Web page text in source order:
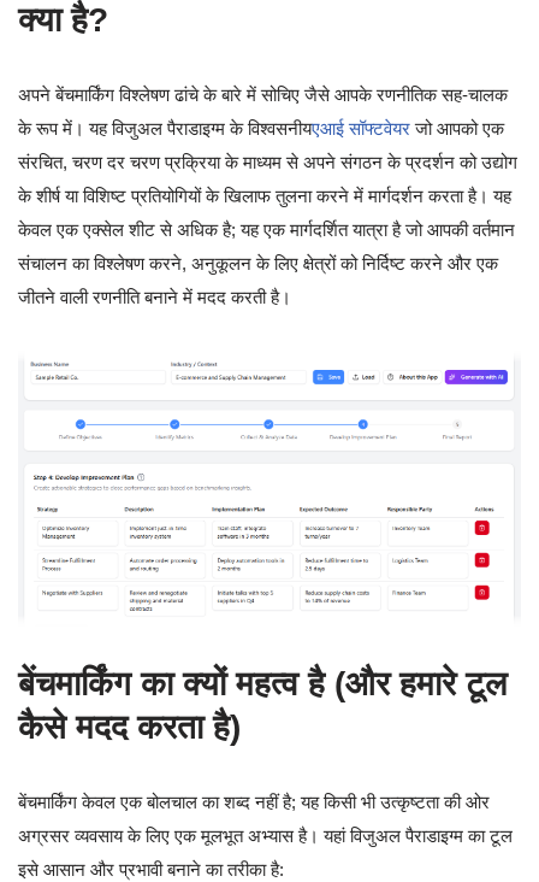
क्या है?
अपने बेंचमार्किंग विश्लेषण ढांचे के बारे में सोचिए जैसे आपके रणनीतिक सह-चालक
के रूप में। यह विजुअल पैराडाइग्म के विश्वसनीयएआई सॉफ्टवेयरजो आपको एक
संरचित, चरण दर चरण प्रक्रिया के माध्यम से अपने संगठन के प्रदर्शन को उद्योग
के शीर्ष या विशिष्ट प्रतियोगियों के खिलाफ तुलना करने में मार्गदर्शन करता है। यह
केवल एक एक्सेल शीट से अधिक है; यह एक मार्गदर्शित यात्रा है जो आपकी वर्तमान
संचालन का विश्लेषण करने, अनुकूलन के लिए क्षेत्रों को निर्दिष्ट करने और एक
जीतने वाली रणनीति बनाने में मदद करती है।
बेंचमार्किंग का क्यों महत्व है (और हमारे टूल
कैसे मदद करता है)
बेंचमार्किंग केवल एक बोलचाल का शब्द नहीं है; यह किसी भी उत्कृष्टता की ओर
अग्रसर व्यवसाय के लिए एक मूलभूत अभ्यास है। यहां विजुअल पैराडाइग्म का टूल
इसे आसान और प्रभावी बनाने का तरीका है: